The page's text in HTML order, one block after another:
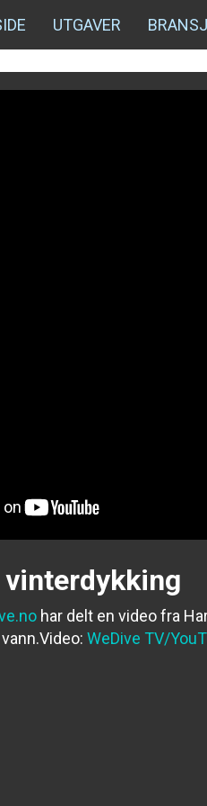
UTGAVER
har delt en video fra
Video: WeDive TV/